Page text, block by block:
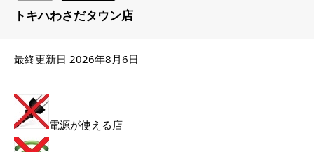
トキハわさだタウン店
最終更新日 2026年8月6日
電源が使える店